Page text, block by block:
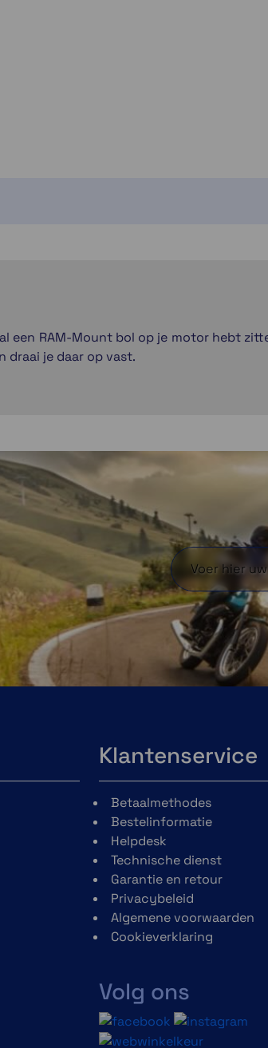
een RAM-Mount bol op je motor hebt
draai je daar op vast.
Klantenservice
Betaalmethodes
Bestelinformatie
Helpdesk
Technische dienst
Garantie en retour
Privacybeleid
Algemene voorwaarden
Cookieverklaring
Volg ons